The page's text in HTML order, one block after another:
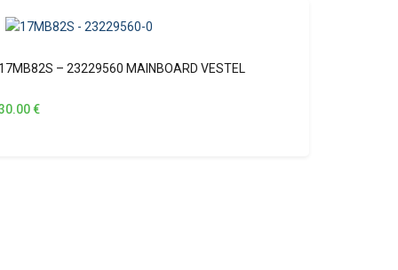
17MB82S – 23229560 MAINBOARD VESTEL
€